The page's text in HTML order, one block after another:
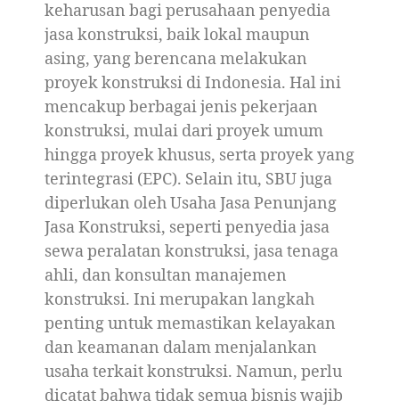
keharusan bagi perusahaan penyedia
jasa konstruksi, baik lokal maupun
asing, yang berencana melakukan
proyek konstruksi di Indonesia. Hal ini
mencakup berbagai jenis pekerjaan
konstruksi, mulai dari proyek umum
hingga proyek khusus, serta proyek yang
terintegrasi (EPC). Selain itu, SBU juga
diperlukan oleh Usaha Jasa Penunjang
Jasa Konstruksi, seperti penyedia jasa
sewa peralatan konstruksi, jasa tenaga
ahli, dan konsultan manajemen
konstruksi. Ini merupakan langkah
penting untuk memastikan kelayakan
dan keamanan dalam menjalankan
usaha terkait konstruksi. Namun, perlu
dicatat bahwa tidak semua bisnis wajib